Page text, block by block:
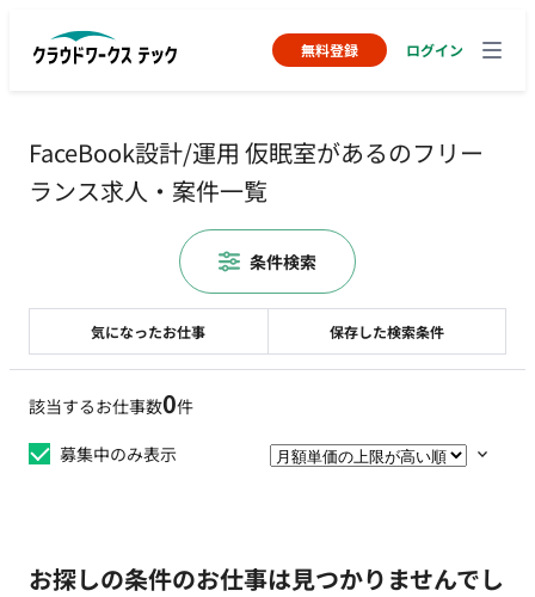
無料登録 ログイン
FaceBook設計/運用 仮眠室があるのフリー
ランス求人・案件一覧
該当するお仕事数0件
募集中のみ表示
お探しの条件のお仕事は見つかりませんでし
気になったお仕事 保存した検索条件
条件検索